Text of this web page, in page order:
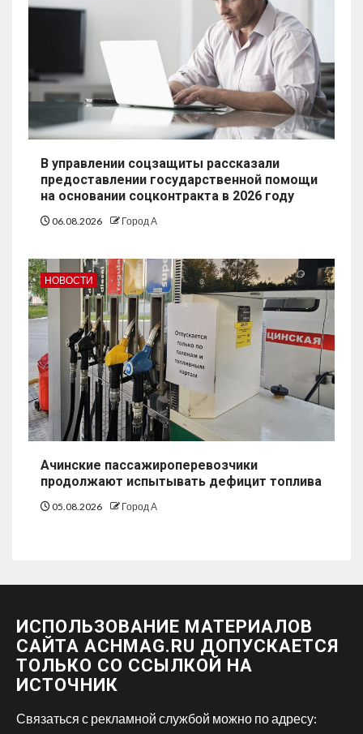
В управлении соцзащиты рассказали
предоставлении государственной помощи
на основании соцконтракта в 2026 году
06.08.2026 Город А
НОВОСТИ
Ачинские пассажироперевозчики
продолжают испытывать дефицит топлива
05.08.2026 Город А
ИСПОЛЬЗОВАНИЕ МАТЕРИАЛОВ
САЙТА ACHMAG.RU ДОПУСКАЕТСЯ
ТОЛЬКО СО ССЫЛКОЙ НА
ИСТОЧНИК
Связаться с рекламной службой можно по адресу: